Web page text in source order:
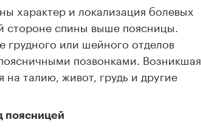
характер и локализация болевых
стороне спины выше поясницы.
грудного или шейного отделов
позвонками. Возникшая
талию, живот, грудь и другие
поясницей